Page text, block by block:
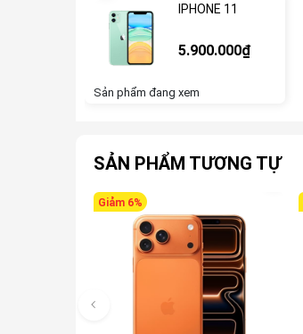
IPHONE 11
5.900.000₫
Sản phẩm đang xem
SẢN PHẨM TƯƠNG TỰ
Giảm 6%